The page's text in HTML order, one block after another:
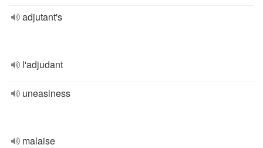
adjutant's
l'adjudant
uneasiness
malaise